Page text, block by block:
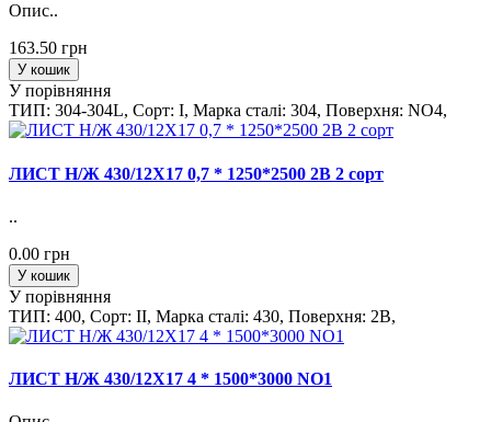
Опис..
163.50 грн
У кошик
У порівняння
ТИП: 304-304L, Сорт: I, Марка сталi: 304, Поверхня: NO4,
ЛИСТ Н/Ж 430/12Х17 0,7 * 1250*2500 2B 2 сорт
..
0.00 грн
У кошик
У порівняння
ТИП: 400, Сорт: II, Марка сталi: 430, Поверхня: 2B,
ЛИСТ Н/Ж 430/12Х17 4 * 1500*3000 NO1